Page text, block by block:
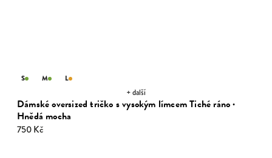
Dámské oversized tričko s vysokým límcem Tiché ráno ·
Hnědá mocha
750 Kč
S M L
+ další